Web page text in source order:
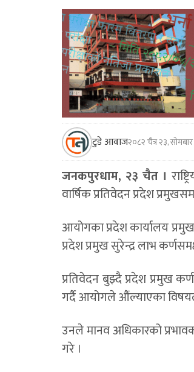
टुडे आवाज२०८२ चैत्र २३,
जनकपुरधाम, २३ चैत ।
वार्षिक प्रतिवेदन प्रदेश
आयोगका प्रदेश कार्यालय
प्रदेश प्रमुख सुरेन्द्र लाभ
प्रतिवेदन बुझ्दै प्रदेश प्रमुख
गर्दै आयोगले औंल्याएका
उनले मानव अधिकारको
गरे ।